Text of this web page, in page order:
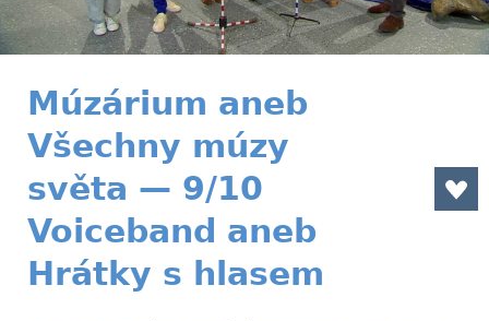
Múzárium aneb
Všechny múzy
světa — 9/10
Voiceband aneb
Hrátky s hlasem